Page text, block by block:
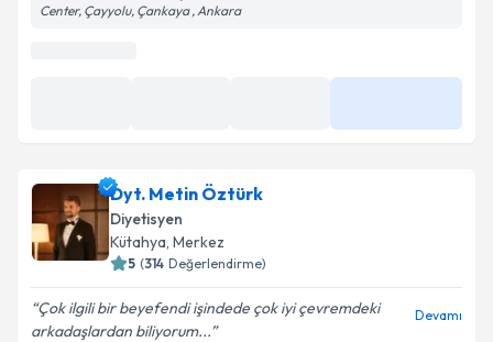
Center, Çayyolu, Çankaya , Ankara
Dyt. Metin Öztürk
Diyetisyen
Kütahya, Merkez
5 (314 Değerlendirme)
Çok ilgili bir beyefendi işindede çok iyi çevremdeki
arkadaşlardan biliyorum...
Devamı